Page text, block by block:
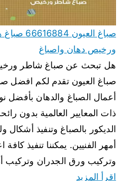
صباغ
ورخيص دهان واصباغ
هل تبحث عن صباغ شاطر
صباغ العيون تقدم لكم افضل
أعمال الصباغ والدهان بأفضل
ذات المعايير العالمية بدون
الديكور بالصباغ وتنفيذ أشكال
أمهر الفنيين. يمكننا تنفيذ
وتركيب ورق الجدران وتركيب
اقرأ المزيد